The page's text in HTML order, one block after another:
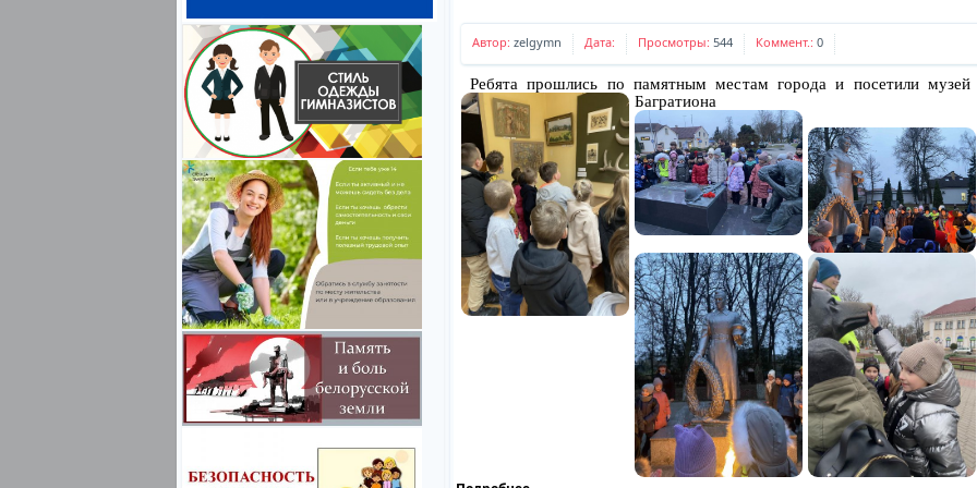
Автор: zelgymn Дата: Просмотры: 544 Коммент.: 0
Ребята прошлись по памятным местам города и посетили
Багратиона